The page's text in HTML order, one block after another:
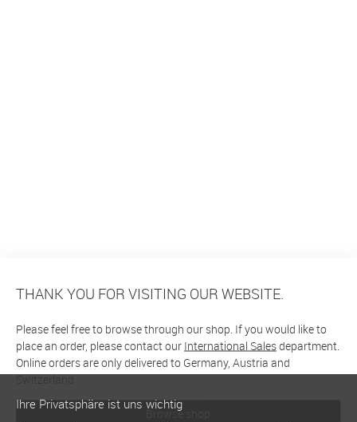
THANK YOU FOR VISITING OUR WEBSITE.
Please feel free to browse through our shop. If you would like to
place an order, please contact our International Salesdepartment.
Online orders are only delivered to Germany, Austria and
Switzerland
Browse shop
Ihre Privatsphäre ist uns wichtig